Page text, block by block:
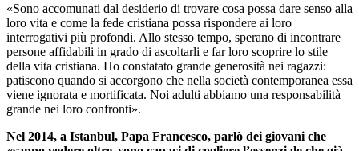
«Sono accomunati dal desiderio di trovare cosa possa dare senso alla
loro vita e come la fede cristiana possa rispondere ai loro
interrogativi più profondi. Allo stesso tempo, sperano di incontrare
persone affidabili in grado di ascoltarli e far loro scoprire lo stile
della vita cristiana. Ho constatato grande generosità nei ragazzi:
patiscono quando si accorgono che nella società contemporanea essa
viene ignorata e mortificata. Noi adulti abbiamo una responsabilità
grande nei loro confronti».
Nel 2014, a Istanbul, Papa Francesco, parlò dei giovani che